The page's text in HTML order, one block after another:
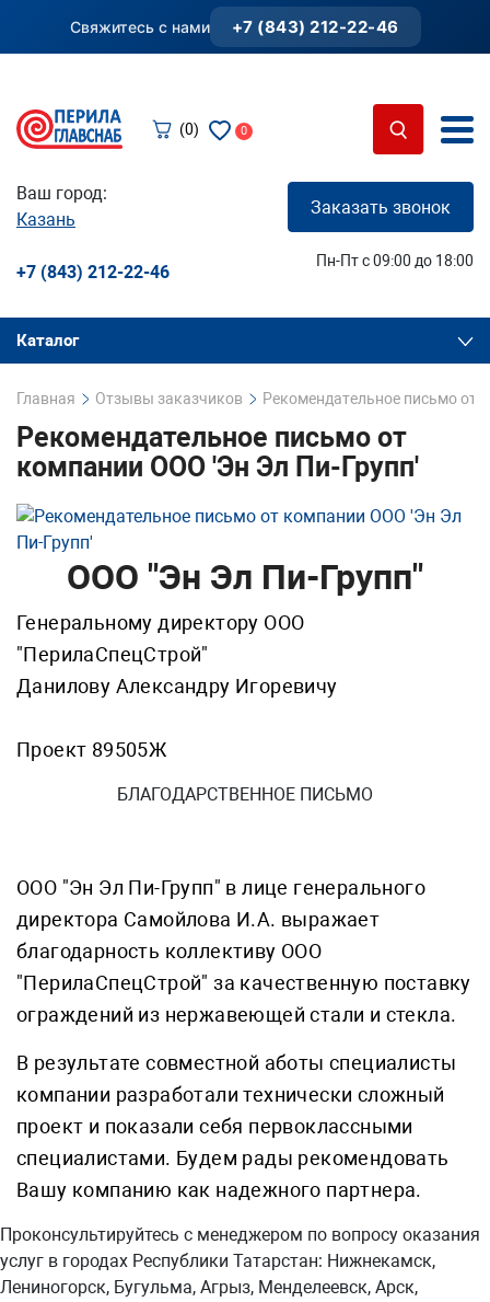
Свяжитесь с нами +7 (843) 212-22-46
(0) 0
Ваш город:
Казань
Заказать звонок
+7 (843) 212-22-46
Пн-Пт с 09:00 до 18:00
Каталог
Главная Отзывы заказчиков Рекомендательное письмо от
Рекомендательное письмо от
компании ООО 'Эн Эл Пи-Групп'
ООО "Эн Эл Пи-Групп"
Генеральному директору ООО
"ПерилаСпецСтрой"
Данилову Александру Игоревичу
Проект 89505Ж
БЛАГОДАРСТВЕННОЕ ПИСЬМО
ООО "Эн Эл Пи-Групп" в лице генерального
директора Самойлова И.А. выражает
благодарность коллективу ООО
"ПерилаСпецСтрой" за качественную поставку
ограждений из нержавеющей стали и стекла.
В результате совместной аботы специалисты
компании разработали технически сложный
проект и показали себя первоклассными
специалистами. Будем рады рекомендовать
Вашу компанию как надежного партнера.
Проконсультируйтесь с менеджером по вопросу оказания
услуг в городах Республики Татарстан: Нижнекамск,
Лениногорск, Бугульма, Агрыз, Менделеевск, Арск,